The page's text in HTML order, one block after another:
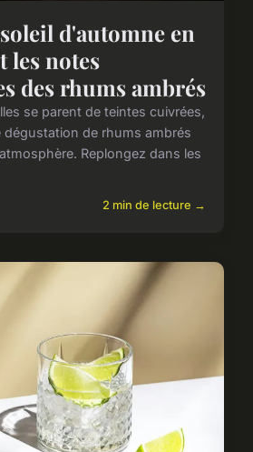
d'automne en
les notes
des rhums ambrés
se parent de teintes cuivrées,
dégustation de rhums ambrés
Replongez dans les
2 min de lecture →